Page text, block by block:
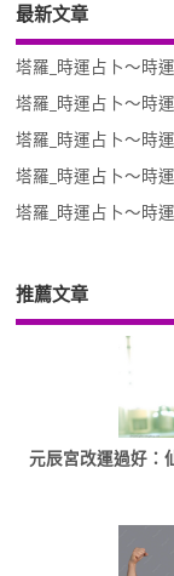
最新文章
塔羅_時運占卜～時
塔羅_時運占卜～時
塔羅_時運占卜～時
塔羅_時運占卜～時
塔羅_時運占卜～時
推薦文章
元辰宮改運過好：